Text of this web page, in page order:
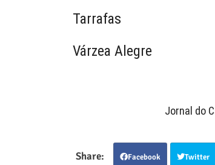
Tarrafas
Várzea Alegre
Jornal do
Facebook Twitter